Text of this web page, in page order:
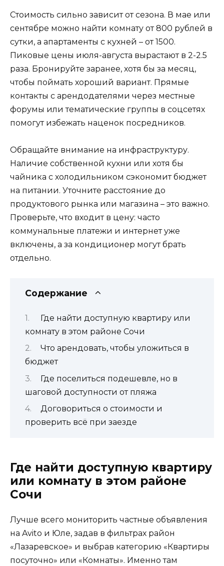
Стоимость сильно зависит от сезона. В мае или
сентябре можно найти комнату от 800 рублей в
сутки, а апартаменты с кухней – от 1500.
Пиковые цены июля-августа вырастают в 2-2.5
раза. Бронируйте заранее, хотя бы за месяц,
чтобы поймать хороший вариант. Прямые
контакты с арендодателями через местные
форумы или тематические группы в соцсетях
помогут избежать наценок посредников.
Обращайте внимание на инфраструктуру.
Наличие собственной кухни или хотя бы
чайника с холодильником сэкономит бюджет
на питании. Уточните расстояние до
продуктового рынка или магазина – это важно.
Проверьте, что входит в цену: часто
коммунальные платежи и интернет уже
включены, а за кондиционер могут брать
отдельно.
Содержание
Где найти доступную квартиру или
комнату в этом районе Сочи
Что арендовать, чтобы уложиться в
бюджет
Где поселиться подешевле, но в
шаговой доступности от пляжа
Договориться о стоимости и
проверить всё при заезде
Где найти доступную квартиру
или комнату в этом районе
Сочи
Лучше всего мониторить частные объявления
на Avito и Юле, задав в фильтрах район
«Лазаревское» и выбрав категорию «Квартиры
посуточно» или «Комнаты». Именно там